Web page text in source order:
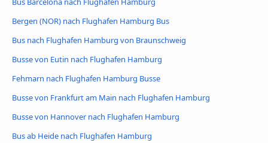
Bergen (NOR) nach Flughafen Hamburg Bus
Bus nach Flughafen Hamburg von Braunschweig
Busse von Eutin nach Flughafen Hamburg
Fehmarn nach Flughafen Hamburg Busse
Busse von Frankfurt am Main nach Flughafen Hamburg
Busse von Hannover nach Flughafen Hamburg
Bus ab Heide nach Flughafen Hamburg